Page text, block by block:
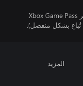
تتطلب اللعبة متعددة اللاعبين عبر الإنترنت توفر Xbox Game Pass
المزيد